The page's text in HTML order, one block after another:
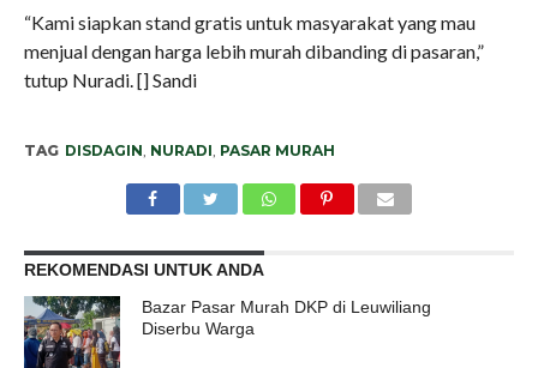
“Kami siapkan stand gratis untuk masyarakat yang mau
menjual dengan harga lebih murah dibanding di pasaran,”
tutup Nuradi. [] Sandi
TAG DISDAGIN, NURADI, PASAR MURAH
REKOMENDASI UNTUK ANDA
Bazar Pasar Murah DKP di Leuwiliang
Diserbu Warga